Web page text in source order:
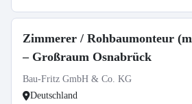
Zimmerer / Rohbaumonteur
– Großraum Osnabrück
Bau-Fritz GmbH & Co. KG
Deutschland